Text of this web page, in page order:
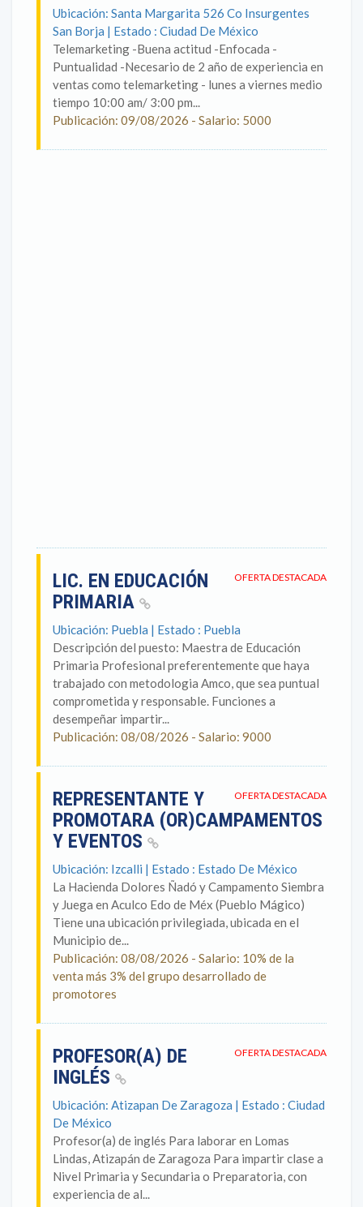
Ubicación: Santa Margarita 526 Co Insurgentes
San Borja | Estado : Ciudad De México
Telemarketing -Buena actitud -Enfocada -
Puntualidad -Necesario de 2 año de experiencia en
ventas como telemarketing - lunes a viernes medio
tiempo 10:00 am/ 3:00 pm...
Publicación: 09/08/2026 - Salario: 5000
OFERTA DESTACADA
LIC. EN EDUCACIÓN
PRIMARIA
Ubicación: Puebla | Estado : Puebla
Descripción del puesto: Maestra de Educación
Primaria Profesional preferentemente que haya
trabajado con metodologia Amco, que sea puntual
comprometida y responsable. Funciones a
desempeñar impartir...
Publicación: 08/08/2026 - Salario: 9000
OFERTA DESTACADA
REPRESENTANTE Y
PROMOTARA (OR)CAMPAMENTOS
Y EVENTOS
Ubicación: Izcalli | Estado : Estado De México
La Hacienda Dolores Ñadó y Campamento Siembra
y Juega en Aculco Edo de Méx (Pueblo Mágico)
Tiene una ubicación privilegiada, ubicada en el
Municipio de...
Publicación: 08/08/2026 - Salario: 10% de la
venta más 3% del grupo desarrollado de
promotores
OFERTA DESTACADA
PROFESOR(A) DE
INGLÉS
Ubicación: Atizapan De Zaragoza | Estado : Ciudad
De México
Profesor(a) de inglés Para laborar en Lomas
Lindas, Atizapán de Zaragoza Para impartir clase a
Nivel Primaria y Secundaria o Preparatoria, con
experiencia de al...